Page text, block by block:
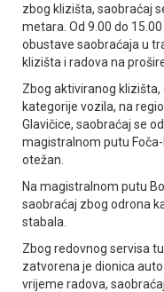
zbog klizišta, saobraćaj
metara. Od 9.00 do
obustave saobraćaja u
klizišta i radova na
Zbog aktiviranog
kategorije vozila, na
Glavičice, saobraćaj se
magistralnom putu
otežan.
Na magistralnom putu
saobraćaj zbog odrona
stabala.
Zbog redovnog servisa
zatvorena je dionica
vrijeme radova,